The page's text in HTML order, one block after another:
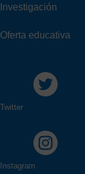
Investigación
Oferta educativa
Twitter
Instagram